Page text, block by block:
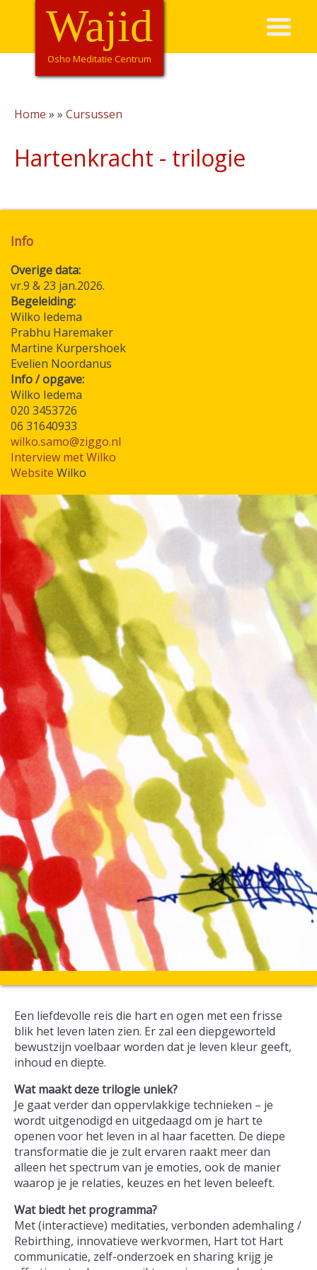
Overslaan
de
HoofdnavigatieWajid
Osho Meditatie Centrum
Home Cursussen
Hartenkracht - trilogie
Info
Overige data:
vr.9 & 23 jan.2026.
Begeleiding:
Wilko Iedema
Prabhu Haremaker
Martine Kurpershoek
Evelien Noordanus
Info / opgave:
Wilko Iedema
020 3453726
06 31640933
wilko.samo@ziggo.nl
Interview met Wilko
Website Wilko
Een liefdevolle reis die hart en ogen met een frisse
blik het leven laten zien. Er zal een diepgeworteld
bewustzijn voelbaar worden dat je leven kleur geeft,
inhoud en diepte.
Wat maakt deze trilogie uniek?
Je gaat verder dan oppervlakkige technieken – je
wordt uitgenodigd en uitgedaagd om je hart te
openen voor het leven in al haar facetten. De diepe
transformatie die je zult ervaren raakt meer dan
alleen het spectrum van je emoties, ook de manier
waarop je je relaties, keuzes en het leven beleeft.
Wat biedt het programma?
Met (interactieve) meditaties, verbonden ademhaling /
Rebirthing, innovatieve werkvormen, Hart tot Hart
communicatie, zelf-onderzoek en sharing krijg je